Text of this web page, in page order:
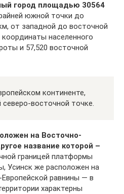
город площадью 30564
южной точки до
от западной до восточной
населенного
и 57,520 восточной
континенте,
восточной точке.
на Восточно-
название которой –
границей платформы
Усинск же расположен на
равнины — в
характерны